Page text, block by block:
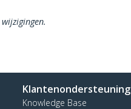
Klantenondersteuning
Knowledge Base